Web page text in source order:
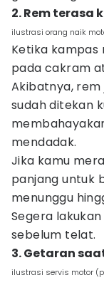
2. Rem terasa
ilustrasi orang naik
Ketika kampas
pada cakram
Akibatnya,
sudah ditekan
mendadak.
Jika kamu
panjang untuk
menunggu
Segera
sebelum telat.
3. Getaran
ilustrasi servis motor